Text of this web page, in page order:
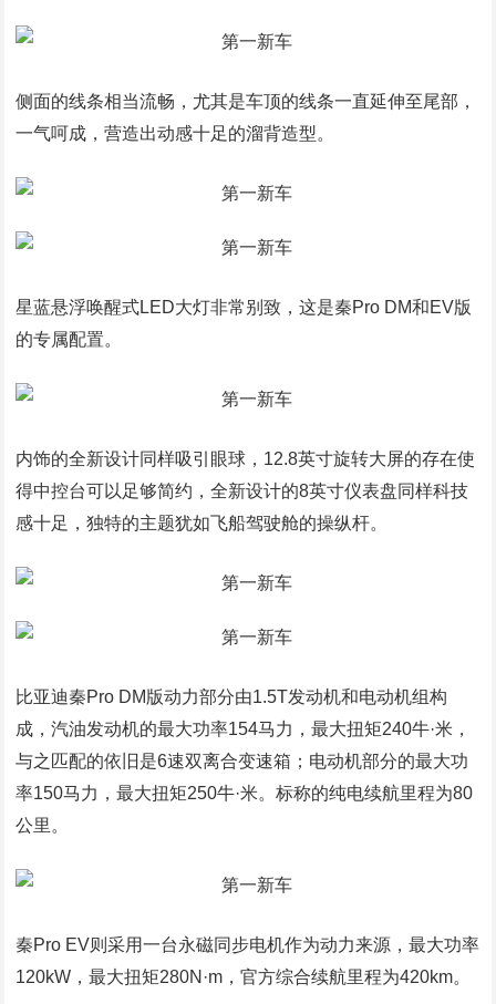
侧面的线条相当流畅，尤其是车顶的线条一直延伸至尾部，
一气呵成，营造出动感十足的溜背造型。
星蓝悬浮唤醒式LED大灯非常别致，这是秦Pro DM和EV版
的专属配置。
内饰的全新设计同样吸引眼球，12.8英寸旋转大屏的存在使
得中控台可以足够简约，全新设计的8英寸仪表盘同样科技
感十足，独特的主题犹如飞船驾驶舱的操纵杆。
比亚迪秦Pro DM版动力部分由1.5T发动机和电动机组构
成，汽油发动机的最大功率154马力，最大扭矩240牛·米，
与之匹配的依旧是6速双离合变速箱；电动机部分的最大功
率150马力，最大扭矩250牛·米。标称的纯电续航里程为80
公里。
秦Pro EV则采用一台永磁同步电机作为动力来源，最大功率
120kW，最大扭矩280N·m，官方综合续航里程为420km。